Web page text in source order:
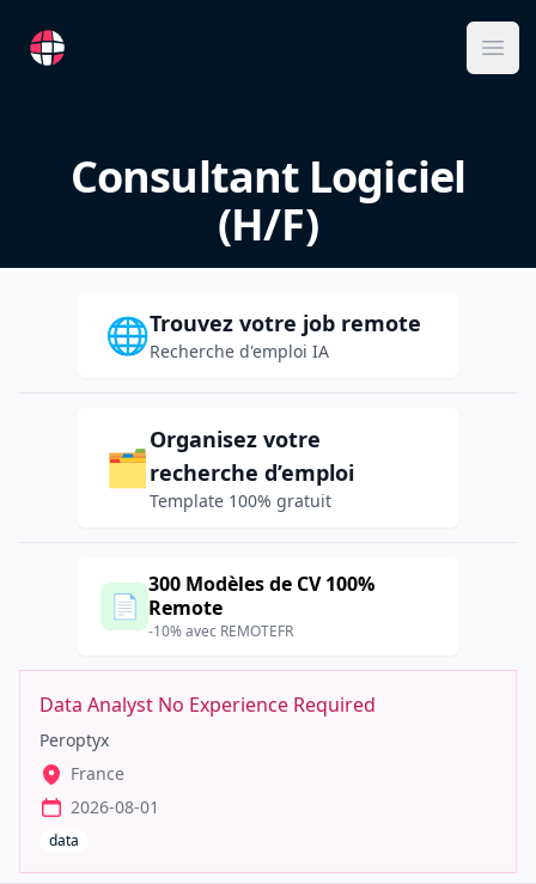
RemoteFR
Consultant Logiciel
(H/F)
🌐Trouvez votre job remote
Recherche d'emploi IA
🗂️
Organisez votre
recherche d’emploi
Template 100% gratuit
📄
300 Modèles de CV 100%
Remote
-10% avec REMOTEFR
Data Analyst No Experience Required
Peroptyx
France
2026-08-01
data